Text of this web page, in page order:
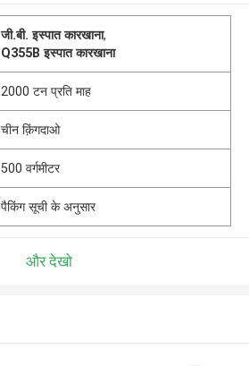
जी.बी. इस्पात कारखाना,
Q355B इस्पात कारखाना
2000 टन प्रति माह
चीन क़िंगदाओ
500 वर्गमीटर
पैकिंग सूची के अनुसार
और देखो